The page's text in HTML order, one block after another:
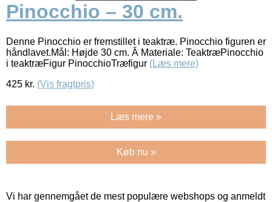
Pinocchio – 30 cm.
Denne Pinocchio er fremstillet i teaktræ. Pinocchio figuren er
håndlavet.Mål: Højde 30 cm. Â Materiale: TeaktræPinocchio
i teaktræFigur PinocchioTræfigur (Læs mere)
425 kr. (Vis fragtpris)
Læs mere »
Køb nu »
Vi har gennemgået de mest populære webshops og anmeldt